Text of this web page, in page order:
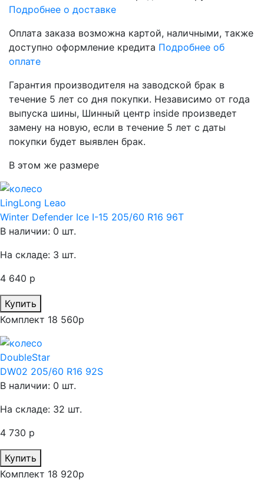
Подробнее о доставке
Оплата заказа возможна картой, наличными, также
доступно оформление кредита Подробнее об
оплате
Гарантия производителя на заводской брак в
течение 5 лет со дня покупки. Независимо от года
выпуска шины, Шинный центр inside произведет
замену на новую, если в течение 5 лет с даты
покупки будет выявлен брак.
В этом же размере
LingLong Leao
Winter Defender Ice I-15 205/60 R16 96T
В наличии: 0 шт.
На складе: 3 шт.
4 640 р
Купить
Комплект 18 560р
DoubleStar
DW02 205/60 R16 92S
В наличии: 0 шт.
На складе: 32 шт.
4 730 р
Купить
Комплект 18 920р